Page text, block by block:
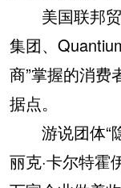
美国联邦贸
集团、
商”掌握的消费
据点。
游说团体“隐
丽克·卡尔特霍